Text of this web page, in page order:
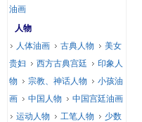
油画
人物
人体油画
古典人物
美女
贵妇
西方古典宫廷
印象人
物
宗教、神话人物
小孩油
画
中国人物
中国宫廷油画
运动人物
工笔人物
少数